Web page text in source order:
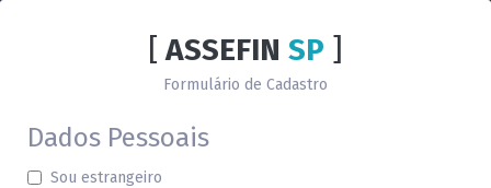
[ ASSEFIN SP ]
Formulário de Cadastro
Dados Pessoais
Sou estrangeiro